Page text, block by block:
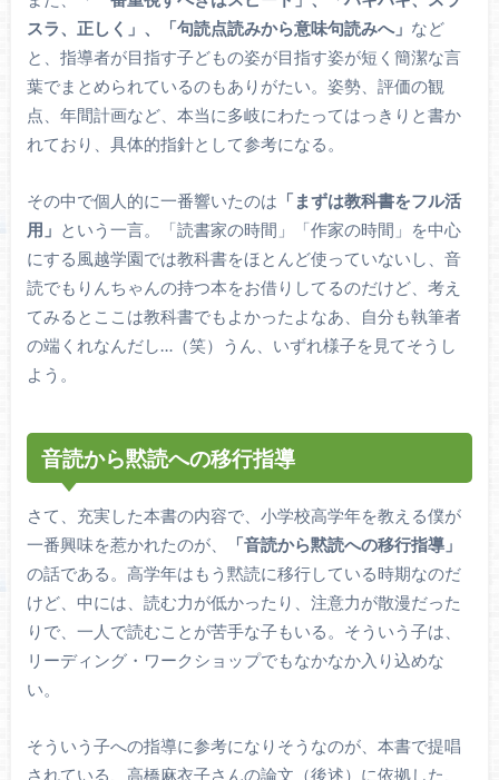
スラ、正しく」、「句読点読みから意味句読みへ」 など
と、指導者が目指す子どもの姿が目指す姿が短く簡潔な言
葉でまとめられているのもありがたい。姿勢、評価の観
点、年間計画など、本当に多岐にわたってはっきりと書か
れており、具体的指針として参考になる。
その中で個人的に一番響いたのは 「まずは教科書をフル活
用」
という一言。「読書家の時間」「作家の時間」を中心
にする風越学園では教科書をほとんど使っていないし、音
読でもりんちゃんの持つ本をお借りしてるのだけど、考え
てみるとここは教科書でもよかったよなあ、自分も執筆者
の端くれなんだし…（笑）うん、いずれ様子を見てそうし
よう。
音読から黙読への移行指導
さて、充実した本書の内容で、小学校高学年を教える僕が
一番興味を惹かれたのが、
「音読から黙読への移行指導」
の話である。高学年はもう黙読に移行している時期なのだ
けど、中には、読む力が低かったり、注意力が散漫だった
りで、一人で読むことが苦手な子もいる。そういう子は、
リーディング・ワークショップでもなかなか入り込めな
い。
そういう子への指導に参考になりそうなのが、本書で提唱
されている、高橋麻衣子さんの論文（後述）に依拠した、